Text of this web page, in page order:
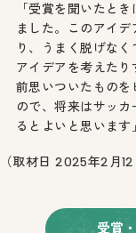
「受賞を聞いたと
ました。このアイ
り、うまく脱げなく
アイデアを考えた
前思いついたものを
ので、将来はサッ
るとよいと思います
（取材日 2025年2月
受賞